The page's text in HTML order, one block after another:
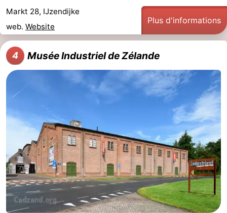
Markt 28, IJzendijke
web. Website
Plus d'informations
4 Musée Industriel de Zélande